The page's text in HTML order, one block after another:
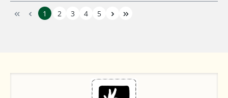
1 2 3 4 5